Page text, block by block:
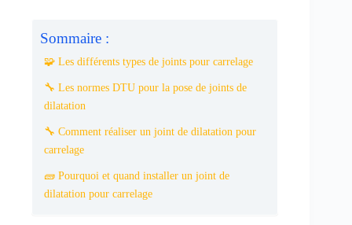
Sommaire :
🧩 Les différents types de joints pour carrelage
🔧 Les normes DTU pour la pose de joints de
dilatation
🔧 Comment réaliser un joint de dilatation pour
carrelage
🧱 Pourquoi et quand installer un joint de
dilatation pour carrelage